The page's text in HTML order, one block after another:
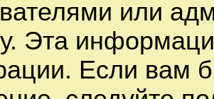
или
Эта
Если вам